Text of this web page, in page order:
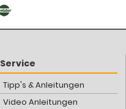
Service
Tipp's & Anleitungen
Video Anleitungen